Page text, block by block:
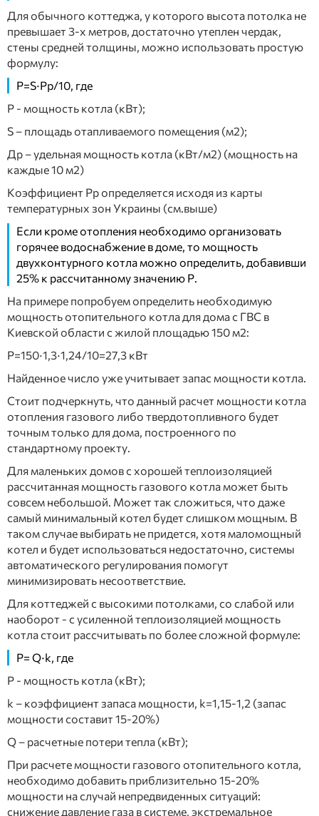
Для обычного коттеджа, у которого высота потолка не
превышает 3‑х метров, достаточно утеплен чердак,
стены средней толщины, можно использовать простую
формулу:
P=S∙Pp/10, где
Р - мощность котла (кВт);
S – площадь отапливаемого помещения (м2);
Др – удельная мощность котла (кВт/м2) (мощность на
каждые 10 м2)
Коэффициент Рр определяется исходя из карты
температурных зон Украины (см.выше)
Если кроме отопления необходимо организовать
горячее водоснабжение в доме, то мощность
двухконтурного котла можно определить, добавивши
25% к рассчитанному значению Р.
На примере попробуем определить необходимую
мощность отопительного котла для дома с ГВС в
Киевской области с жилой площадью 150 м2:
Р=150∙1,3∙1,24/10=27,3 кВт
Найденное число уже учитывает запас мощности котла.
Стоит подчеркнуть, что данный расчет мощности котла
отопления газового либо твердотопливного будет
точным только для дома, построенного по
стандартному проекту.
Для маленьких домов с хорошей теплоизоляцией
рассчитанная мощность газового котла может быть
совсем небольшой. Может так сложиться, что даже
самый минимальный котел будет слишком мощным. В
таком случае выбирать не придется, хотя маломощный
котел и будет использоваться недостаточно, системы
автоматического регулирования помогут
минимизировать несоответствие.
Для коттеджей с высокими потолками, со слабой или
наоборот - с усиленной теплоизоляцией мощность
котла стоит рассчитывать по более сложной формуле:
Р= Q∙k, где
Р - мощность котла (кВт);
k – коэффициент запаса мощности, k=1,15-1,2 (запас
мощности составит 15-20%)
Q – расчетные потери тепла (кВт);
При расчете мощности газового отопительного котла,
необходимо добавить приблизительно 15-20%
мощности на случай непредвиденных ситуаций:
снижение давление газа в системе, экстремальное